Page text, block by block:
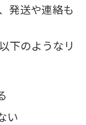
発送や連絡も
下のようなリ
い